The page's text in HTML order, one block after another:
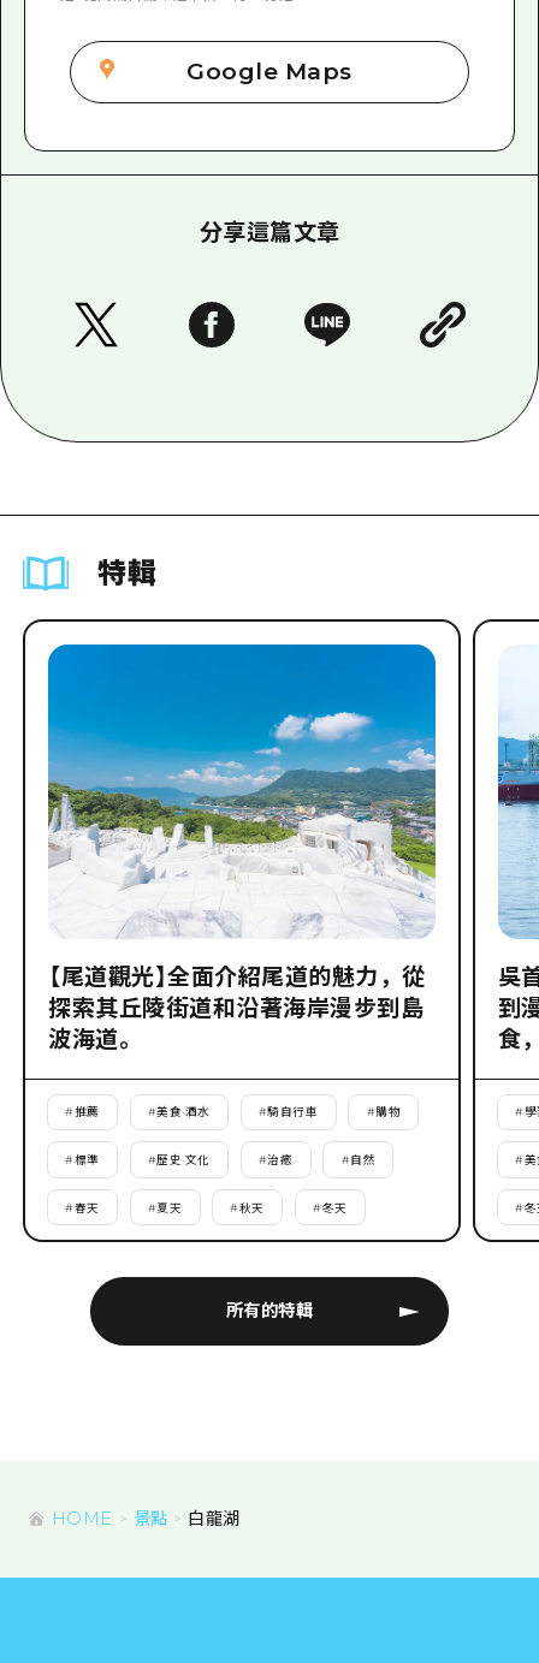
Google Maps
分享這篇文章
特輯
所有的特輯
【尾道觀光】全面介紹尾道的魅力，從
探索其丘陵街道和沿著海岸漫步到島
波海道。
#推薦 #美食·酒水 #騎自行車 #購物
#標準 #歷史·文化 #治癒 #自然
#春天 #夏天 #秋天 #冬天
吳
到
食
# 學
#美
#冬
HOME 景點 白龍湖